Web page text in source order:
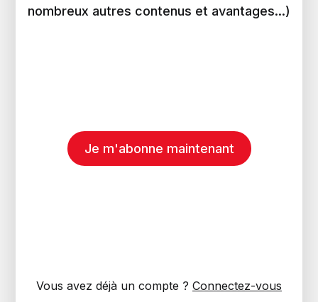
nombreux autres contenus et avantages...)
Je m'abonne maintenant
Vous avez déjà un compte ? Connectez-vous